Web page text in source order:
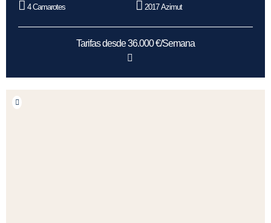
4 Camarotes 2017 Azimut
Tarifas desde 36.000 €/Semana